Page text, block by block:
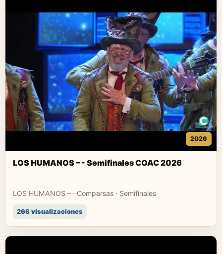
2026
LOS HUMANOS – - Semifinales COAC 2026
LOS HUMANOS – · Comparsas · Semifinales
266 visualizaciones